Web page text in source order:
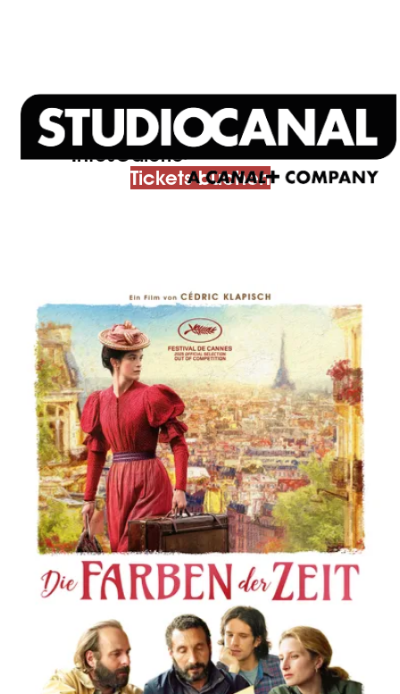
InfosGalerie
Tickets buchen